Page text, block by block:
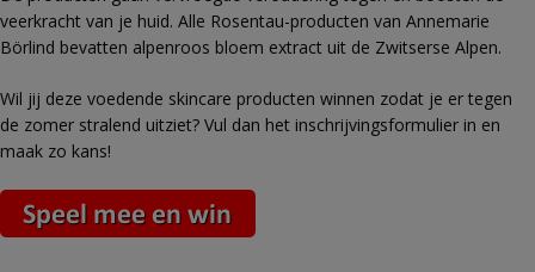
veerkracht van je huid. Alle Rosentau-producten van Annemarie
Börlind bevatten alpenroos bloem extract uit de Zwitserse Alpen.
Wil jij deze voedende skincare producten winnen zodat je er tegen
de zomer stralend uitziet? Vul dan het inschrijvingsformulier in en
maak zo kans!